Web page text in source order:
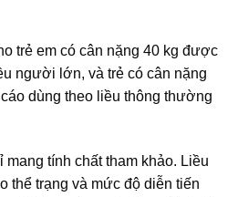
trẻ em có cân nặng 40 kg được
người lớn, và trẻ có cân nặng
dùng theo liều thông thường
mang tính chất tham khảo. Liều
thể trạng và mức độ diễn tiến